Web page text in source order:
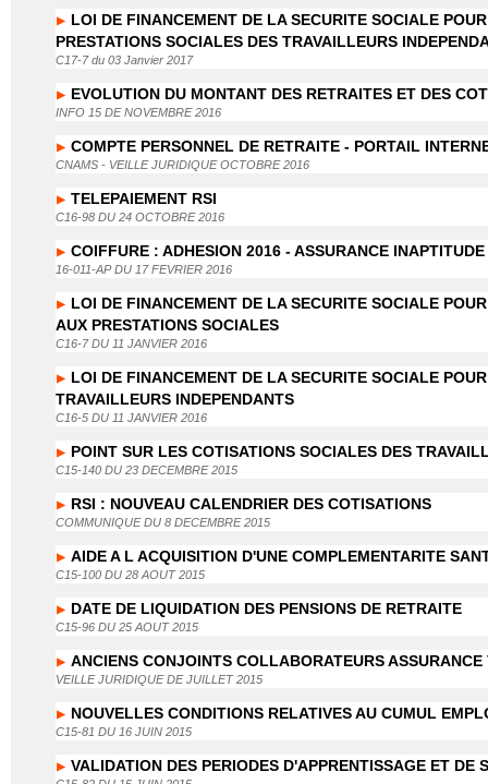
LOI DE FINANCEMENT DE LA SECURITE SOCIALE
PRESTATIONS SOCIALES DES TRAVAILLEURS
C17-7 du 03 Janvier 2017
EVOLUTION DU MONTANT DES RETRAITES ET DES
INFO 15 DE NOVEMBRE 2016
COMPTE PERSONNEL DE RETRAITE - PORTAIL
CNAMS - VEILLE JURIDIQUE OCTOBRE 2016
TELEPAIEMENT RSI
C16-98 DU 24 OCTOBRE 2016
COIFFURE : ADHESION 2016 - ASSURANCE
16-011-AP DU 17 FEVRIER 2016
LOI DE FINANCEMENT DE LA SECURITE SOCIALE
AUX PRESTATIONS SOCIALES
C16-7 DU 11 JANVIER 2016
LOI DE FINANCEMENT DE LA SECURITE SOCIALE
TRAVAILLEURS INDEPENDANTS
C16-5 DU 11 JANVIER 2016
POINT SUR LES COTISATIONS SOCIALES DES
C15-140 DU 23 DECEMBRE 2015
RSI : NOUVEAU CALENDRIER DES COTISATIONS
COMMUNIQUE DU 8 DECEMBRE 2015
AIDE A L ACQUISITION D'UNE COMPLEMENTARITE
C15-100 DU 28 AOUT 2015
DATE DE LIQUIDATION DES PENSIONS DE RETRAITE
C15-96 DU 25 AOUT 2015
ANCIENS CONJOINTS COLLABORATEURS
VEILLE JURIDIQUE DE JUILLET 2015
NOUVELLES CONDITIONS RELATIVES AU CUMUL
C15-81 DU 16 JUIN 2015
VALIDATION DES PERIODES D'APPRENTISSAGE ET